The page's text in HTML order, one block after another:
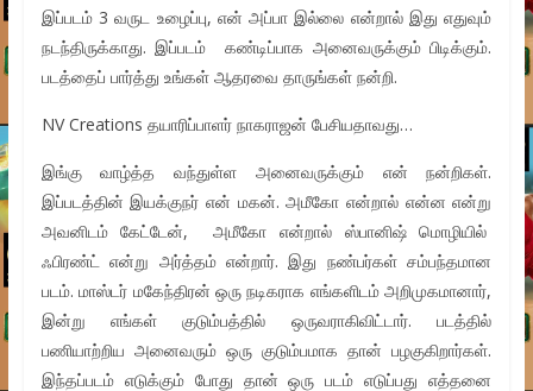
இப்படம் 3 வருட உழைப்பு, என் அப்பா இல்லை என்றால் இது எதுவும்
நடந்திருக்காது. இப்படம் கண்டிப்பாக அனைவருக்கும் பிடிக்கும்.
படத்தைப் பார்த்து உங்கள் ஆதரவை தாருங்கள் நன்றி.
NV Creations தயாரிப்பாளர் நாகராஜன் பேசியதாவது…
இங்கு வாழ்த்த வந்துள்ள அனைவருக்கும் என் நன்றிகள்.
இப்படத்தின் இயக்குநர் என் மகன். அமீகோ என்றால் என்ன என்று
அவனிடம் கேட்டேன், அமீகோ என்றால் ஸ்பானிஷ் மொழியில்
ஃபிரண்ட் என்று அர்த்தம் என்றார். இது நண்பர்கள் சம்பந்தமான
படம். மாஸ்டர் மகேந்திரன் ஒரு நடிகராக எங்களிடம் அறிமுகமானார்,
இன்று எங்கள் குடும்பத்தில் ஒருவராகிவிட்டார். படத்தில்
பணியாற்றிய அனைவரும் ஒரு குடும்பமாக தான் பழகுகிறார்கள்.
இந்தப்படம் எடுக்கும் போது தான் ஒரு படம் எடுப்பது எத்தனை